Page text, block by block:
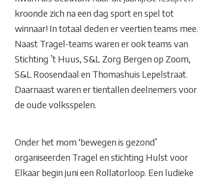
kroonde zich na een dag sport en spel tot
winnaar! In totaal deden er veertien teams mee.
Naast Tragel-teams waren er ook teams van
Stichting ’t Huus, S&L Zorg Bergen op Zoom,
S&L Roosendaal en Thomashuis Lepelstraat.
Daarnaast waren er tientallen deelnemers voor
de oude volksspelen.
Onder het mom ‘bewegen is gezond’
organiseerden Tragel en stichting Hulst voor
Elkaar begin juni een Rollatorloop. Een ludieke